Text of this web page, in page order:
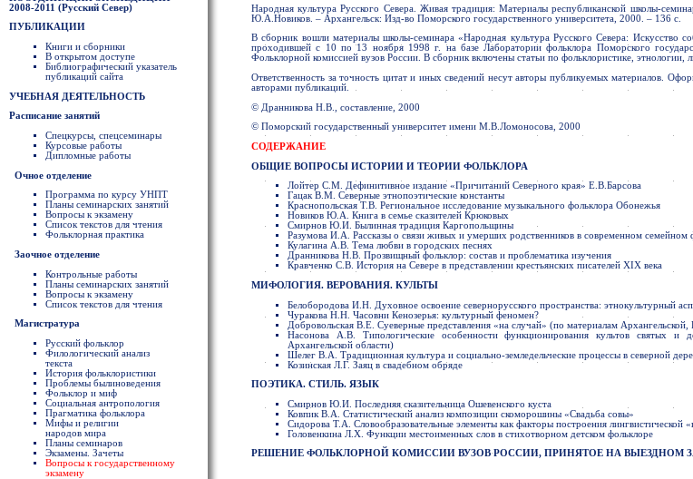
2008-2011 (Русский Север)
ПУБЛИКАЦИИ
Книги и сборники
В открытом доступе
Библиографический указатель
публикаций сайта
УЧЕБНАЯ ДЕЯТЕЛЬНОСТЬ
Расписание занятий
Спецкурсы, спецсеминары
Курсовые работы
Дипломные работы
Очное отделение
Программа по курсу УНПТ
Планы семинарских занятий
Вопросы к экзамену
Список текстов для чтения
Фольклорная практика
Заочное отделение
Контрольные работы
Планы семинарских занятий
Вопросы к экзамену
Список текстов для чтения
Магистратура
Русский фольклор
Филологический анализ
текста
История фольклористики
Проблемы былиноведения
Фольклор и миф
Социальная антропология
Прагматика фольклора
Мифы и религии
народов мира
Планы семинаров
Экзамены. Зачеты
Вопросы к государственному
экзамену
Народная культура Русского Севера. Живая традиция: Материалы республиканской школы-
Ю.А.Новиков. – Архангельск: Изд-во Поморского государственного университета, 2000. – 136 с.
В сборник вошли материалы школы-семинара «Народная культура Русского Севера: Искусство
проходившей с 10 по 13 ноября 1998 г. на базе Лаборатории фольклора Поморского
Фольклорной комиссией вузов России. В сборник включены статьи по фольклористике, этнологии,
Ответственность за точность цитат и иных сведений несут авторы публикуемых материалов.
авторами публикаций.
© Дранникова Н.В., составление, 2000
© Поморский государственный университет имени М.В.Ломоносова, 2000
СОДЕРЖАНИЕ
ОБЩИЕ ВОПРОСЫ ИСТОРИИ И ТЕОРИИ ФОЛЬКЛОРА
Лойтер С.М. Дефинитивное издание «Причитаний Северного края» Е.В.Барсова
Гацак В.М. Северные этнопоэтические константы
Краснопольская Т.В. Региональное исследование музыкального фольклора Обонежья
Новиков Ю.A. Книга в семье сказителей Крюковых
Смирнов Ю.И. Былинная традиция Каргопольщины
Разумова И.А. Рассказы о связи живых и умерших родственников в современном семейном
Кулагина А.В. Тема любви в городских песнях
Дранникова Н.В. Прозвищный фольклор: состав и проблематика изучения
Кравченко С.В. История на Севере в представлении крестьянских писателей XIX века
МИФОЛОГИЯ. ВЕРОВАНИЯ. КУЛЬТЫ
Белобородова И.Н. Духовное освоение севернорусского пространства: этнокультурный
Чуракова Н.Н. Часовни Кенозерья: культурный феномен?
Добровольская В.Е. Суеверные представления «на случай» (по материалам
Насонова А.В. Типологические особенности функционирования культов святых и
Архангельской области)
Шелег В.А. Традиционная культура и социально-земледельческие процессы в северной
Козинская Л.Г. Заяц в свадебном обряде
ПОЭТИКА. СТИЛЬ. ЯЗЫК
Смирнов Ю.И. Последняя сказительница Ошевенского куста
Ковпик В.А. Статистический анализ композиции скоморошины «Свадьба совы»
Сидорова Т.А. Словообразовательные элементы как факторы построения лингвистической
Головенкина Л.Х. Функции местоименных слов в стихотворном детском фольклоре
РЕШЕНИЕ ФОЛЬКЛОРНОЙ КОМИССИИ ВУЗОВ РОССИИ, ПРИНЯТОЕ НА ВЫЕЗДНОМ